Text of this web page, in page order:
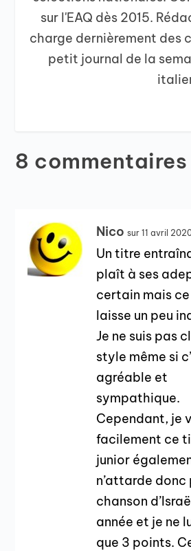
sur l'EAQ dès 2015.
charge dernièrement des
petit journal de la
8 commentaires
Nico sur 11 avril
Un titre
plaît à ses
certain mais
laisse un peu
Je ne suis pas
style même si
agréable et
sympathique.
Cependant, je
facilement ce
junior
n’attarde donc
chanson
année et je ne
que 3 points.